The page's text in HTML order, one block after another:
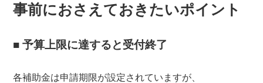
事前におさえておきたいポイント
■ 予算上限に達すると受付終了
各補助金は申請期限が設定されていますが、